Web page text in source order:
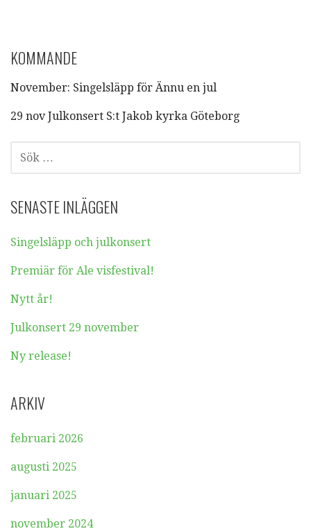
KOMMANDE
November: Singelsläpp för Ännu en jul
29 nov Julkonsert S:t Jakob kyrka Göteborg
SÖK
EFTER:
SENASTE INLÄGGEN
Singelsläpp och julkonsert
Premiär för Ale visfestival!
Nytt år!
Julkonsert 29 november
Ny release!
ARKIV
februari 2026
augusti 2025
januari 2025
november 2024